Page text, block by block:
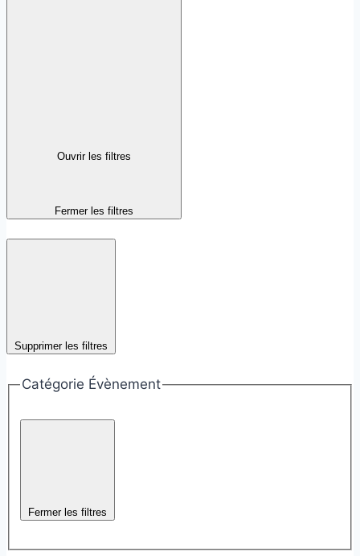
Ouvrir les filtres
Fermer les filtres
Supprimer les filtres
Catégorie Évènement
Fermer les filtres